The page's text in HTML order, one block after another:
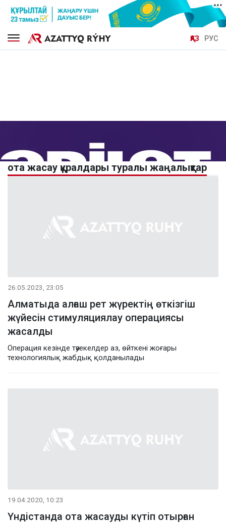
ҚАЗ РУС
ота жасау құралдары туралы жаңалықтар
26.05.2023, 23:05
Алматыда алғаш рет жүректің өткізгіш
жүйесін стимуляциялау операциясы
жасалды
Операция кезінде тәуекелдер аз, өйткені жоғары
технологиялық жабдық қолданылады
19.04.2020, 10:23
Үндістанда ота жасауды күтіп отырған